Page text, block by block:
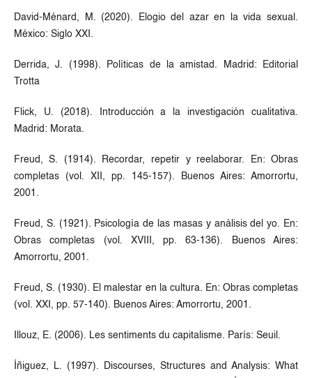
David-Ménard, M. (2020). Elogio del azar en la vida sexual.
México: Siglo XXI.
Derrida, J. (1998). Políticas de la amistad. Madrid: Editorial
Trotta
Flick, U. (2018). Introducción a la investigación cualitativa.
Madrid: Morata.
Freud, S. (1914). Recordar, repetir y reelaborar. En: Obras
completas (vol. XII, pp. 145-157). Buenos Aires: Amorrortu,
2001.
Freud, S. (1921). Psicología de las masas y análisis del yo. En:
Obras completas (vol. XVIII, pp. 63-136). Buenos Aires:
Amorrortu, 2001.
Freud, S. (1930). El malestar en la cultura. En: Obras completas
(vol. XXI, pp. 57-140). Buenos Aires: Amorrortu, 2001.
Illouz, E. (2006). Les sentiments du capitalisme. París: Seuil.
Íñiguez, L. (1997). Discourses, Structures and Analysis: What